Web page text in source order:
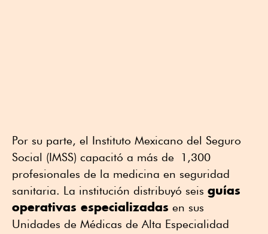
Por su parte, el Instituto Mexicano del Seguro
Social (IMSS) capacitó a más de
1,300
profesionales de la medicina en seguridad
sanitaria. La institución distribuyó seis guías
operativas especializadas en sus
Unidades de Médicas de Alta Especialidad